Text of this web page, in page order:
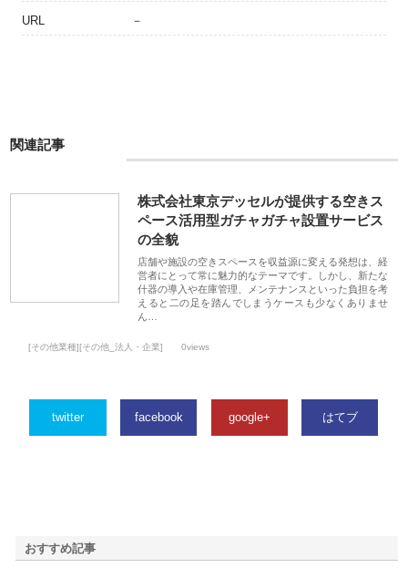
URL －
関連記事
株式会社東京デッセルが提供する空きス
ペース活用型ガチャガチャ設置サービス
の全貌
店舗や施設の空きスペースを収益源に変える発想は、経
営者にとって常に魅力的なテーマです。しかし、新たな
什器の導入や在庫管理、メンテナンスといった負担を考
えると二の足を踏んでしまうケースも少なくありませ
ん…
[その他業種][その他_法人・企業] 0views
twitter facebook google+ はてブ
おすすめ記事